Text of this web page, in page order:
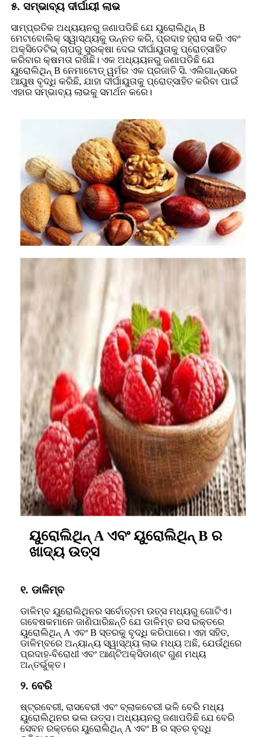
୫. ସମ୍ଭାବ୍ୟ ଦୀର୍ଘାୟୀ ଲାଭ
ସାମ୍ପ୍ରତିକ ଅଧ୍ୟୟନରୁ ଜଣାପଡିଛି ଯେ ୟୁରୋଲିଥିନ୍ B
ମେଟାବୋଲିକ୍ ସ୍ୱାସ୍ଥ୍ୟକୁ ଉନ୍ନତ କରି, ପ୍ରଦାହ ହ୍ରାସ କରି ଏବଂ
ଅକ୍ସିଡେଟିଭ୍ ଚାପରୁ ସୁରକ୍ଷା ଦେଇ ଦୀର୍ଘାୟୁତାକୁ ପ୍ରୋତ୍ସାହିତ
କରିବାର କ୍ଷମତା ରଖିଛି। ଏକ ଅଧ୍ୟୟନରୁ ଜଣାପଡିଛି ଯେ
ୟୁରୋଲିଥିନ୍ B ନେମାଟୋଡ୍ ୱର୍ମର ଏକ ପ୍ରଜାତି ସି. ଏଲିଗାନ୍ସରେ
ଆୟୁଷ ବୃଦ୍ଧି କରିଛି, ଯାହା ଦୀର୍ଘାୟୁତାକୁ ପ୍ରୋତ୍ସାହିତ କରିବା ପାଇଁ
ଏହାର ସମ୍ଭାବ୍ୟ ଲାଭକୁ ସମର୍ଥନ କରେ।
ୟୁରୋଲିଥିନ୍ A ଏବଂ ୟୁରୋଲିଥିନ୍ B ର
ଖାଦ୍ୟ ଉତ୍ସ
୧. ଡାଳିମ୍ବ
ଡାଳିମ୍ବ ୟୁରୋଲିଥିନର ସର୍ବୋତ୍ତମ ଉତ୍ସ ମଧ୍ୟରୁ ଗୋଟିଏ।
ଗବେଷକମାନେ ଜାଣିପାରିଛନ୍ତି ଯେ ଡାଳିମ୍ବ ରସ ରକ୍ତରେ
ୟୁରୋଲିଥିନ୍ A ଏବଂ B ସ୍ତରକୁ ବୃଦ୍ଧି କରିପାରେ। ଏହା ସହିତ,
ଡାଳିମ୍ବରେ ଅନ୍ୟାନ୍ୟ ସ୍ୱାସ୍ଥ୍ୟ ଲାଭ ମଧ୍ୟ ଅଛି, ଯେଉଁଥିରେ
ପ୍ରଦାହ-ବିରୋଧୀ ଏବଂ ଆଣ୍ଟିଅକ୍ସିଡାଣ୍ଟ ଗୁଣ ମଧ୍ୟ
ଅନ୍ତର୍ଭୁକ୍ତ।
୨. ବେରି
ଷ୍ଟ୍ରବେରୀ, ରାସବେରୀ ଏବଂ ବ୍ଲାକବେରୀ ଭଳି ବେରି ମଧ୍ୟ
ୟୁରୋଲିଥିନର ଭଲ ଉତ୍ସ। ଅଧ୍ୟୟନରୁ ଜଣାପଡିଛି ଯେ ବେରି
ସେବନ ରକ୍ତରେ ୟୁରୋଲିଥିନ୍ A ଏବଂ B ର ସ୍ତର ବୃଦ୍ଧି